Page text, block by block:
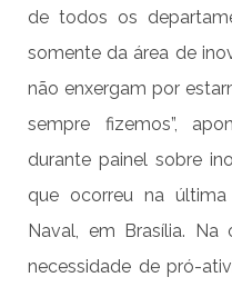
de todos os
somente da área de
não enxergam por
sempre fizemos”,
durante painel sobre
que ocorreu na
Naval, em Brasília.
necessidade de pró-